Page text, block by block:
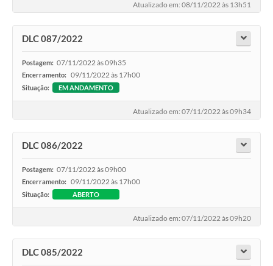
Atualizado em: 08/11/2022 às 13h51
DLC 087/2022
Postagem: 07/11/2022 às 09h35
Encerramento: 09/11/2022 às 17h00
Situação: EM ANDAMENTO
Atualizado em: 07/11/2022 às 09h34
DLC 086/2022
Postagem: 07/11/2022 às 09h00
Encerramento: 09/11/2022 às 17h00
Situação: ABERTO
Atualizado em: 07/11/2022 às 09h20
DLC 085/2022